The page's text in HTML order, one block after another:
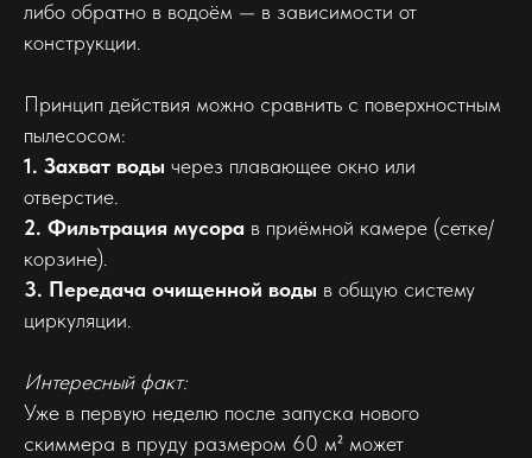
либо обратно в водоём — в зависимости от
конструкции.
Принцип действия можно сравнить с поверхностным
пылесосом:
1. Захват воды через плавающее окно или
отверстие.
2. Фильтрация мусора в приёмной камере (сетке/
корзине).
3. Передача очищенной воды в общую систему
циркуляции.
Интересный факт:
Уже в первую неделю после запуска нового
скиммера в пруду размером 60 м² может